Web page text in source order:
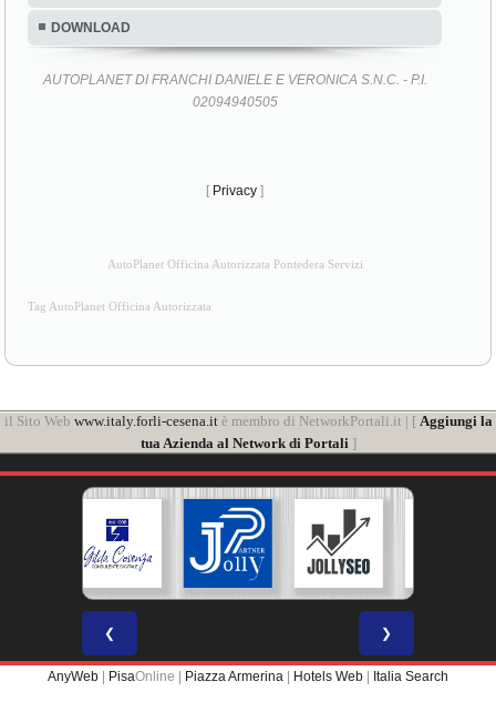
DOWNLOAD
AUTOPLANET DI FRANCHI DANIELE E VERONICA S.N.C. - P.I.
02094940505
[ Privacy ]
AutoPlanet Officina Autorizzata Pontedera Servizi
Tag AutoPlanet Officina Autorizzata
il Sito Web www.italy.forli-cesena.itè membro di NetworkPortali.it | [ Aggiungi la
tua Azienda al Network di Portali]
❮ ❯
AnyWeb PisaOnline | Piazza Armerina Hotels Web Italia Search